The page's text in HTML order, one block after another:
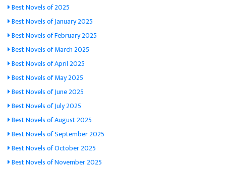
Best Novels of 2025
Best Novels of January 2025
Best Novels of February 2025
Best Novels of March 2025
Best Novels of April 2025
Best Novels of May 2025
Best Novels of June 2025
Best Novels of July 2025
Best Novels of August 2025
Best Novels of September 2025
Best Novels of October 2025
Best Novels of November 2025